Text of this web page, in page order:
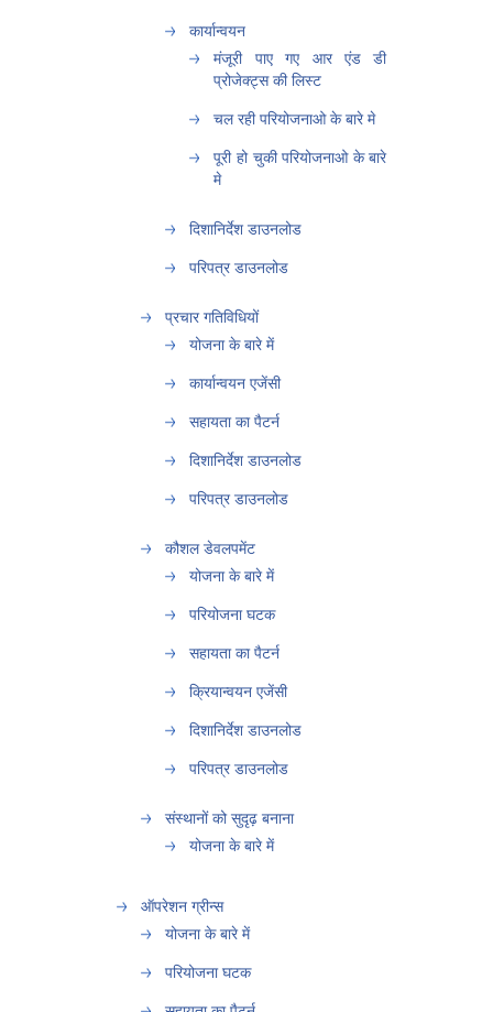
कार्यान्वयन
मंजूरी पाए गए आर एंड डी
प्रोजेक्ट्स की लिस्ट
चल रही परियोजनाओ के बारे मे
पूरी हो चुकी परियोजनाओ के बारे
मे
दिशानिर्देश डाउनलोड
परिपत्र डाउनलोड
प्रचार गतिविधियों
योजना के बारे में
कार्यान्वयन एजेंसी
सहायता का पैटर्न
दिशानिर्देश डाउनलोड
परिपत्र डाउनलोड
कौशल डेवलपमेंट
योजना के बारे में
परियोजना घटक
सहायता का पैटर्न
क्रियान्वयन एजेंसी
दिशानिर्देश डाउनलोड
परिपत्र डाउनलोड
संस्थानों को सुदृढ़ बनाना
योजना के बारे में
ऑपरेशन ग्रीन्स
योजना के बारे में
परियोजना घटक